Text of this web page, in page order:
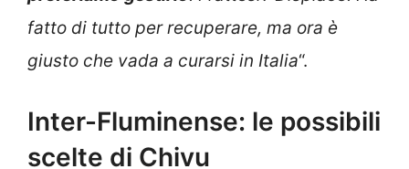
fatto di tutto per recuperare, ma ora è
giusto che vada a curarsi in Italia“.
Inter-Fluminense: le possibili
scelte di Chivu